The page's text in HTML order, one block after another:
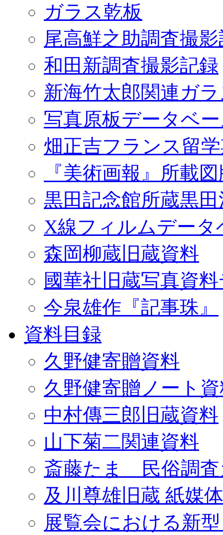
ガラス乾板
尾高鮮之助調査撮
和田新調査撮影記録
新海竹太郎関連ガ
写真原板データベ
畑正吉フランス留
『美術画報』所載
黒田記念館所蔵黒
X線フィルムデータ
森岡柳蔵旧蔵資料
國華社旧蔵写真資
今泉雄作『記事珠』
資料目録
久野健寄贈資料
久野健寄贈ノート
中村傳三郎旧蔵資料
山下菊二関連資料
斎藤たま 民俗調査
及川尊雄旧蔵 紙媒
展覧会における新